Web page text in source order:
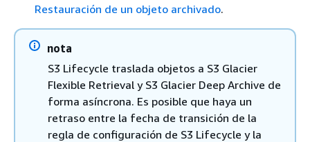
Restauración de un objeto archivado.
nota
S3 Lifecycle traslada objetos a S3 Glacier
Flexible Retrieval y S3 Glacier Deep Archive de
forma asíncrona. Es posible que haya un
retraso entre la fecha de transición de la
regla de configuración de S3 Lifecycle y la